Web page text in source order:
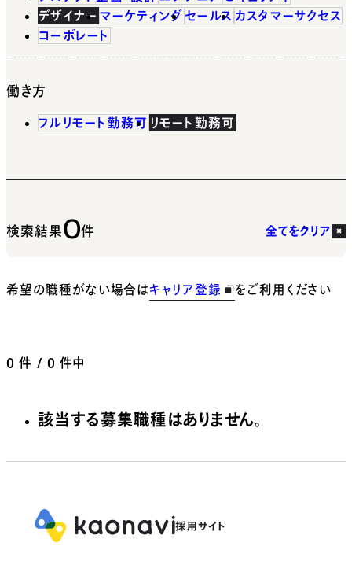
デザイナー マーケティング セールス カスタマーサクセス
コーポレート
働き方
フルリモート勤務可 リモート勤務可
検索結果0件 全てをクリア
希望の職種がない場合はキャリア登録 をご利用ください
0 件 / 0 件中
該当する募集職種はありません。